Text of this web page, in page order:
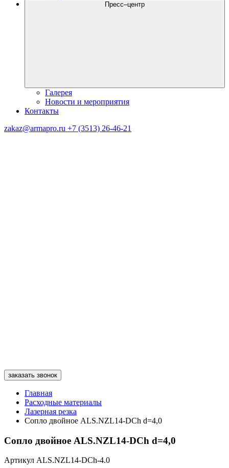
Пресс–центр
Галерея
Новости и мероприятия
Контакты
zakaz@armapro.ru +7 (3513) 26-46-21
заказать звонок
Главная
Расходные материалы
Лазерная резка
Сопло двойное ALS.NZL14-DCh d=4,0
Сопло двойное ALS.NZL14-DCh d=4,0
Артикул ALS.NZL14-DCh-4.0